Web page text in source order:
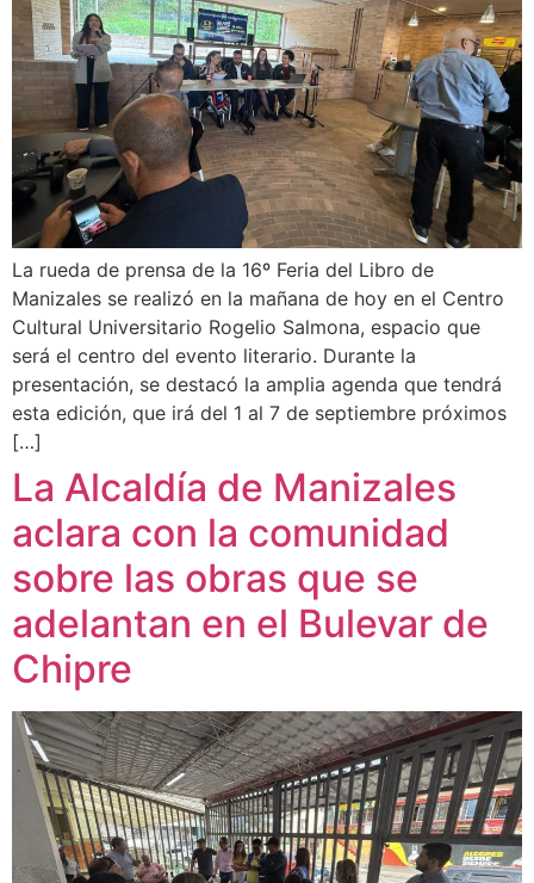
La rueda de prensa de la 16º Feria del Libro de
Manizales se realizó en la mañana de hoy en el Centro
Cultural Universitario Rogelio Salmona, espacio que
será el centro del evento literario. Durante la
presentación, se destacó la amplia agenda que tendrá
esta edición, que irá del 1 al 7 de septiembre próximos
[…]
La Alcaldía de Manizales
aclara con la comunidad
sobre las obras que se
adelantan en el Bulevar de
Chipre